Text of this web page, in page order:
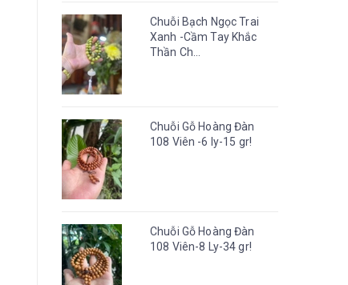
Chuỗi Bạch Ngọc Trai
Xanh -Cầm Tay Khắc
Thần Ch...
Chuỗi Gỗ Hoàng Đàn
108 Viên -6 ly-15 gr!
Chuỗi Gỗ Hoàng Đàn
108 Viên-8 Ly-34 gr!